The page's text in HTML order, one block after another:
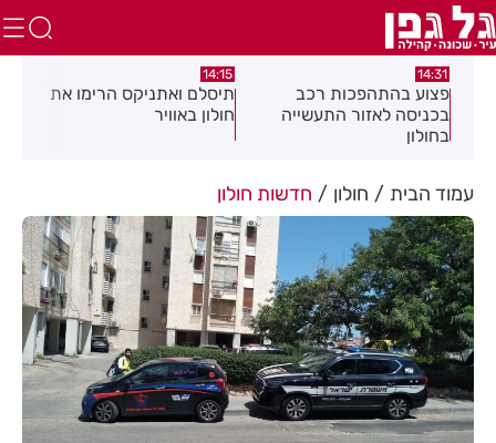
14:31
פצוע בהתהפכות רכב
בכניסה לאזור התעשייה
בחולון
14:15
תיסלם ואתניקס הרימו את
חולון באוויר
עמוד הבית חולון חדשות חולון